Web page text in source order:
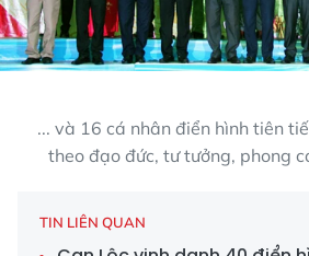
... và 16 cá nhân điển hình tiên
theo đạo đức, tư tưởng, phong
TIN LIÊN QUAN